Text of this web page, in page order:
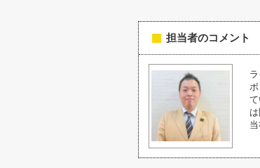
担当者のコメント